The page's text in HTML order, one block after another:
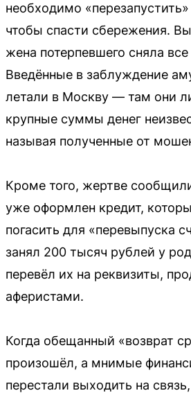
необходимо
чтобы спасти сбережения.
жена потерпевшего сняла
Введённые в заблуждение
летали в Москву — там они
крупные суммы денег
называя полученные от
Кроме того, жертве
уже оформлен кредит,
погасить для «перевыпуска
занял 200 тысяч рублей у
перевёл их на реквизиты,
аферистами.
Когда обещанный «возврат
произошёл, а мнимые
перестали выходить на